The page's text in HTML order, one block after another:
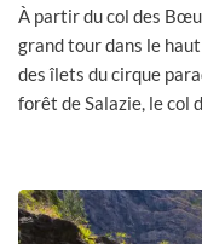
À partir du col des
grand tour dans le
des îlets du cirque
forêt de Salazie, le col